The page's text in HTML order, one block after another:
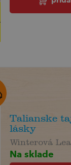
Talianske
lásky
Winterová Lea
Na sklade